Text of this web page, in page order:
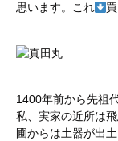
思います。これ
1400年前から先祖
私、実家の近所は
圃からは土器が出